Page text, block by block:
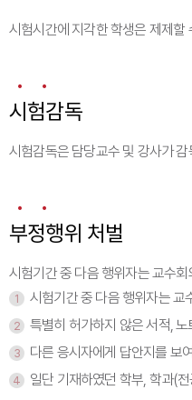
시험시간에 지각한 학생은 제제할
시험감독
시험감독은 담당교수 및 강사가
부정행위 처벌
시험기간 중 다음 행위자는 교수
1 시험기간 중 다음 행위자는 교
2 특별히 허가하지 않은 서적,
3 다른 응시자에게 답안지를 보
4
일단 기재하였던 학부, 학과(